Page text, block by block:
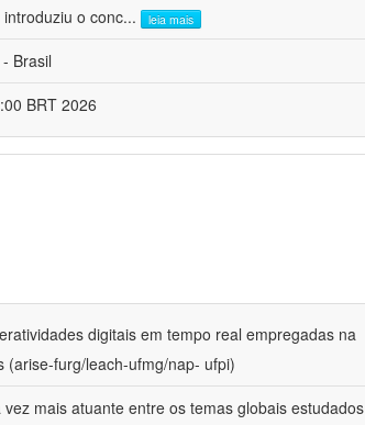
o conc... leia mais
Brasil
BRT 2026
digitais em tempo real empregadas na
(arise-furg/leach-ufmg/nap- ufpi)
mais atuante entre os temas globais estudados